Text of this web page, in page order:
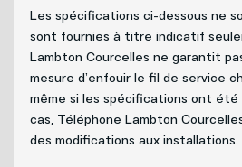
Carrières
Nous
Les spécifications ci-dessous ne
sont fournies à titre indicatif
Lambton Courcelles ne garantit
mesure d’enfouir le fil de service
même si les spécifications ont été
cas, Téléphone Lambton
des modifications aux installations.